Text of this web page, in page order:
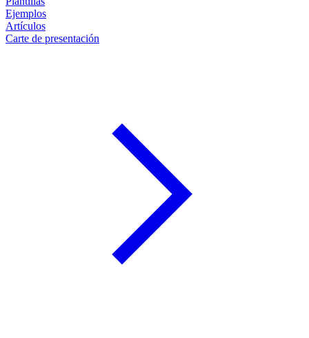
Ejemplos
Artículos
Carte de presentación